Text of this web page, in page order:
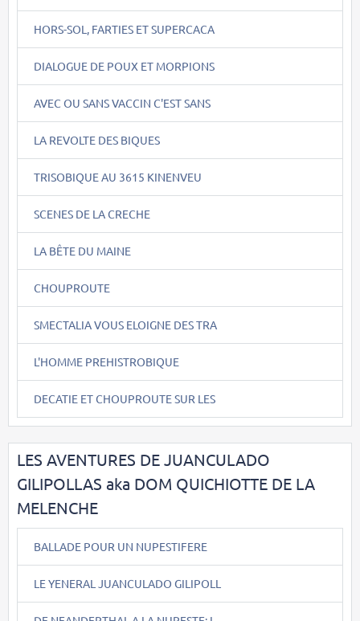
HORS-SOL, FARTIES ET SUPERCACA
DIALOGUE DE POUX ET MORPIONS
AVEC OU SANS VACCIN C'EST SANS
LA REVOLTE DES BIQUES
TRISOBIQUE AU 3615 KINENVEU
SCENES DE LA CRECHE
LA BÊTE DU MAINE
CHOUPROUTE
SMECTALIA VOUS ELOIGNE DES TRA
L'HOMME PREHISTROBIQUE
DECATIE ET CHOUPROUTE SUR LES
LES AVENTURES DE JUANCULADO
GILIPOLLAS aka DOM QUICHIOTTE DE LA
MELENCHE
BALLADE POUR UN NUPESTIFERE
LE YENERAL JUANCULADO GILIPOLL